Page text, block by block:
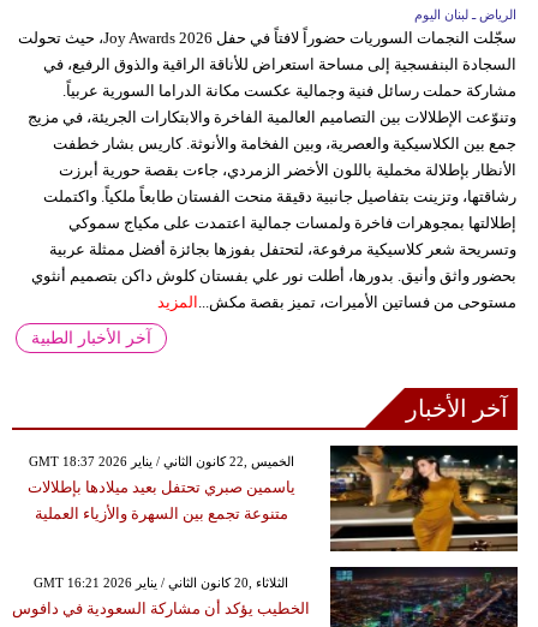
الرياض ـ لبنان اليوم
سجّلت النجمات السوريات حضوراً لافتاً في حفل Joy Awards 2026، حيث تحولت
السجادة البنفسجية إلى مساحة استعراض للأناقة الراقية والذوق الرفيع، في
مشاركة حملت رسائل فنية وجمالية عكست مكانة الدراما السورية عربياً.
وتنوّعت الإطلالات بين التصاميم العالمية الفاخرة والابتكارات الجريئة، في مزيج
جمع بين الكلاسيكية والعصرية، وبين الفخامة والأنوثة. كاريس بشار خطفت
الأنظار بإطلالة مخملية باللون الأخضر الزمردي، جاءت بقصة حورية أبرزت
رشاقتها، وتزينت بتفاصيل جانبية دقيقة منحت الفستان طابعاً ملكياً. واكتملت
إطلالتها بمجوهرات فاخرة ولمسات جمالية اعتمدت على مكياج سموكي
وتسريحة شعر كلاسيكية مرفوعة، لتحتفل بفوزها بجائزة أفضل ممثلة عربية
بحضور واثق وأنيق. بدورها، أطلت نور علي بفستان كلوش داكن بتصميم أنثوي
مستوحى من فساتين الأميرات، تميز بقصة مكش... المزيد
آخر الأخبار الطبية
آخر الأخبار
GMT 18:37 2026 الخميس ,22 كانون الثاني / يناير
ياسمين صبري تحتفل بعيد ميلادها بإطلالات
متنوعة تجمع بين السهرة والأزياء العملية
GMT 16:21 2026 الثلاثاء ,20 كانون الثاني / يناير
الخطيب يؤكد أن مشاركة السعودية في دافوس